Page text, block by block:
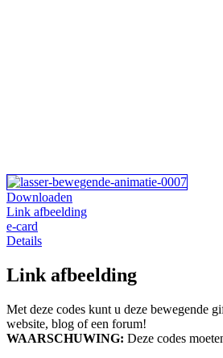
Downloaden
Link afbeelding
e-card
Details
Link afbeelding
Met deze codes kunt u deze bewegende
website, blog of een forum!
WAARSCHUWING: Deze codes